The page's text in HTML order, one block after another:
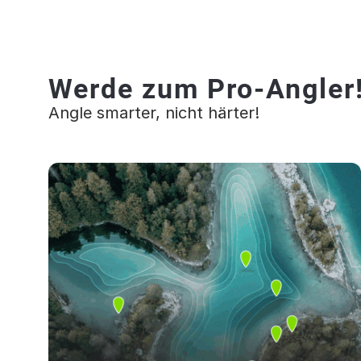
Werde zum Pro-
Angle smarter, nicht härter!